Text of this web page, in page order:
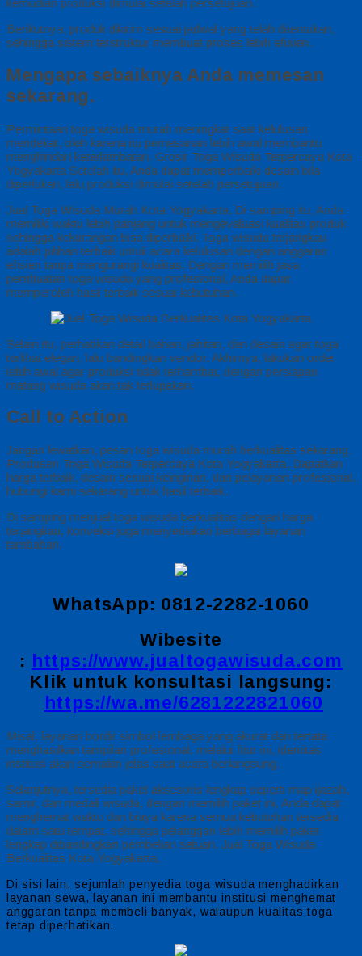
kemudian produksi dimulai setelah persetujuan.
Berikutnya, produk dikirim sesuai jadwal yang telah ditentukan,
sehingga sistem terstruktur membuat proses lebih efisien.
Mengapa sebaiknya Anda memesan
sekarang.
Permintaan toga wisuda murah meningkat saat kelulusan
mendekat, oleh karena itu pemesanan lebih awal membantu
menghindari keterlambatan. Grosir Toga Wisuda Terpercaya Kota
Yogyakarta Setelah itu, Anda dapat memperbaiki desain bila
diperlukan, lalu produksi dimulai setelah persetujuan.
Jual Toga Wisuda Murah Kota Yogyakarta, Di samping itu, Anda
memiliki waktu lebih panjang untuk mengevaluasi kualitas produk
sehingga kekurangan bisa diperbaiki. Toga wisuda terjangkau
adalah pilihan terbaik untuk acara kelulusan dengan anggaran
efisien tanpa mengurangi kualitas. Dengan memilih jasa
pembuatan toga wisuda yang profesional, Anda dapat
memperoleh hasil terbaik sesuai kebutuhan.
Selain itu, perhatikan detail bahan, jahitan, dan desain agar toga
terlihat elegan, lalu bandingkan vendor. Akhirnya, lakukan order
lebih awal agar produksi tidak terhambat, dengan persiapan
matang wisuda akan tak terlupakan.
Call to Action
Jangan lewatkan, pesan toga wisuda murah berkualitas sekarang.
Produsen Toga Wisuda Terpercaya Kota Yogyakarta, Dapatkan
harga terbaik, desain sesuai keinginan, dan pelayanan profesional,
hubungi kami sekarang untuk hasil terbaik.
Di samping menjual toga wisuda berkualitas dengan harga
terjangkau, konveksi juga menyediakan berbagai layanan
tambahan.
WhatsApp: 0812-2282-1060
Wibesite
: https://www.jualtogawisuda.com
Klik untuk konsultasi langsung:
https://wa.me/6281222821060
Misal, layanan bordir simbol lembaga yang akurat dan tertata
menghasilkan tampilan profesional, melalui fitur ini, identitas
institusi akan semakin jelas saat acara berlangsung.
Selanjutnya, tersedia paket aksesoris lengkap seperti map ijazah,
samir, dan medali wisuda, dengan memilih paket ini, Anda dapat
menghemat waktu dan biaya karena semua kebutuhan tersedia
dalam satu tempat, sehingga pelanggan lebih memilih paket
lengkap dibandingkan pembelian satuan. Jual Toga Wisuda
Berkualitas Kota Yogyakarta,
Di sisi lain, sejumlah penyedia toga wisuda menghadirkan
layanan sewa, layanan ini membantu institusi menghemat
anggaran tanpa membeli banyak, walaupun kualitas toga
tetap diperhatikan.